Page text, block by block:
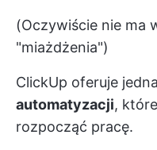
(Oczywiście nie ma
"miażdżenia")
ClickUp oferuje
automatyzacji,
rozpocząć pracę.